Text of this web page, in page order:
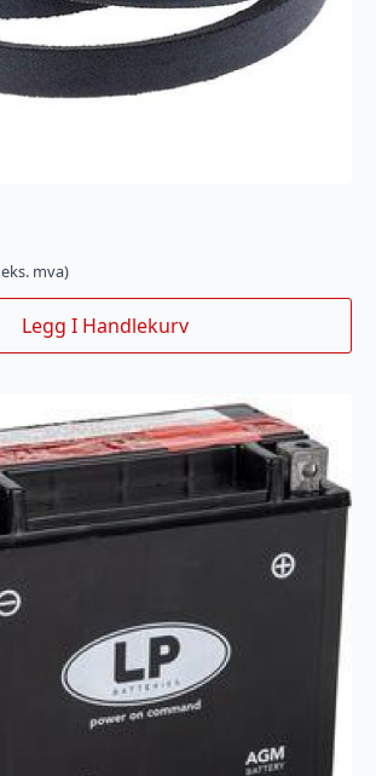
eks. mva)
Legg I Handlekurv